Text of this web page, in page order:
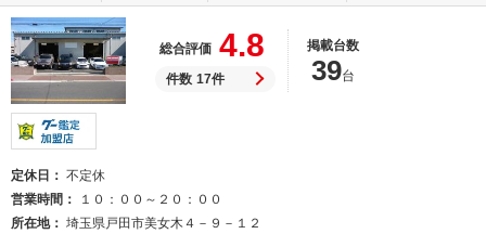
総合評価 4.8
件数 17件
掲載台数
39台
定休日
不定休
営業時間
１０：００～２０：００
所在地
埼玉県戸田市美女木４－９－１２